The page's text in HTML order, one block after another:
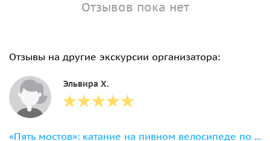
Отзывов пока нет
Отзывы на другие экскурсии организатора:
Эльвира Х.
«Пять мостов»: катание на пивном велосипеде по острову Канта